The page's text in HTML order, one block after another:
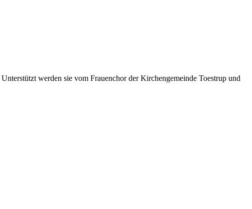
werden sie vom Frauenchor der Kirchengemeinde Toestrup und